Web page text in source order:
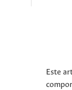
Este